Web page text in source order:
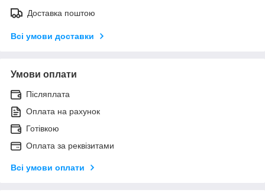
Доставка поштою
Всі умови доставки
Умови оплати
Післяплата
Оплата на рахунок
Готівкою
Оплата за реквізитами
Всі умови оплати